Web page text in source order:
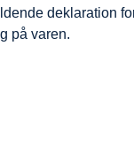
deklaration
på varen.